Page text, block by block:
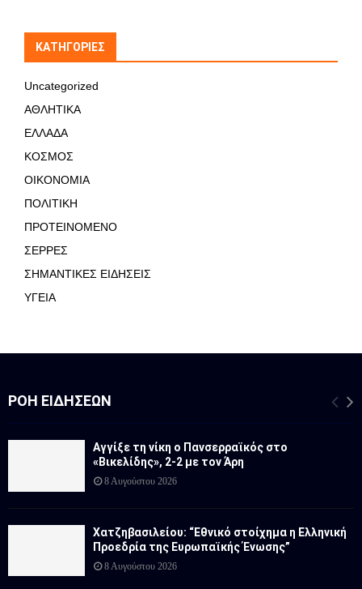
KΑΤΗΓΟΡΊΕΣ
Uncategorized
ΑΘΛΗΤΙΚΑ
ΕΛΛΑΔΑ
ΚΟΣΜΟΣ
ΟΙΚΟΝΟΜΙΑ
ΠΟΛΙΤΙΚΗ
ΠΡΟΤΕΙΝΟΜΕΝΟ
ΣΕΡΡΕΣ
ΣΗΜΑΝΤΙΚΕΣ ΕΙΔΗΣΕΙΣ
ΥΓΕΙΑ
ΡΟΉ ΕΙΔΉΣΕΩΝ
Αγγίξε τη νίκη ο Πανσερραϊκός στο
«Βικελίδης», 2-2 με τον Άρη
8 Αυγούστου 2026
Χατζηβασιλείου: “Εθνικό στοίχημα η Ελληνική
Προεδρία της Ευρωπαϊκής Ένωσης”
8 Αυγούστου 2026